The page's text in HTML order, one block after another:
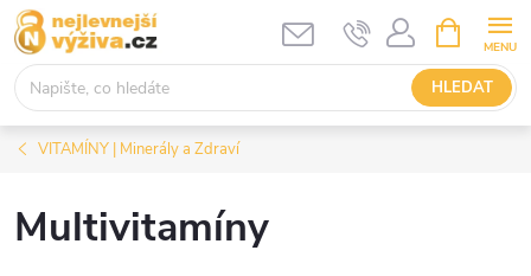
Přejít
na
obsah
HLEDAT
NÁKUPNÍ
KOŠÍK
VITAMÍNY | Minerály a Zdraví
Multivitamíny